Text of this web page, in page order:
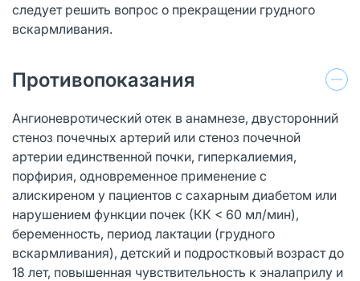
следует решить вопрос о прекращении грудного
вскармливания.
Противопоказания
Ангионевротический отек в анамнезе, двусторонний
стеноз почечных артерий или стеноз почечной
артерии единственной почки, гиперкалиемия,
порфирия, одновременное применение с
алискиреном у пациентов с сахарным диабетом или
нарушением функции почек (КК < 60 мл/мин),
беременность, период лактации (грудного
вскармливания), детский и подростковый возраст до
18 лет, повышенная чувствительность к эналаприлу и